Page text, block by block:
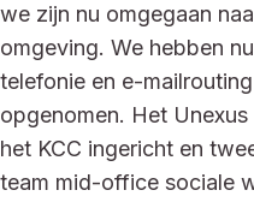
we zijn nu omgegaan
omgeving. We hebben
telefonie en e-
opgenomen. Het
het KCC ingericht en
team mid-office sociale